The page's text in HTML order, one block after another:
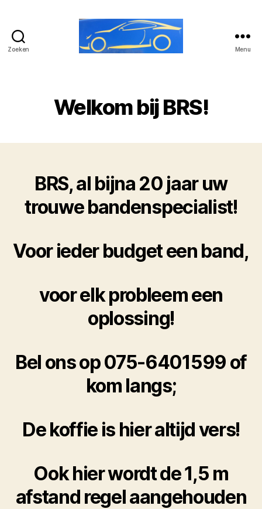
Zoeken Menu
Welkom bij BRS!
BRS, al bijna 20 jaar uw
trouwe bandenspecialist!
Voor ieder budget een band,
voor elk probleem een
oplossing!
Bel ons op 075-6401599 of
kom langs;
De koffie is hier altijd vers!
Ook hier wordt de 1,5 m
afstand regel aangehouden